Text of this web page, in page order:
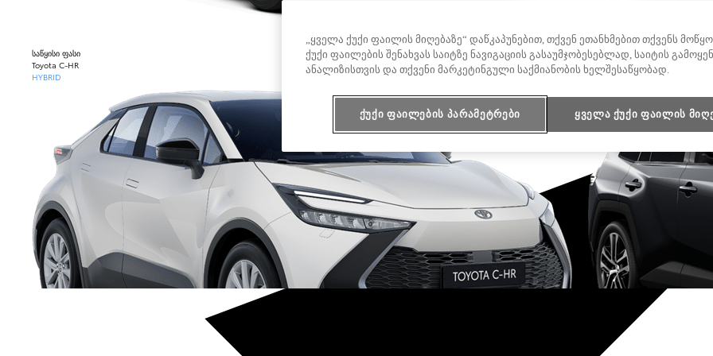
საწყისი ფასი
საწყისი ფასი
Toyota C-HR
HYBRID
Rav4
HYBRID
„ყველა ქუქი ფაილის მიღებაზე“ დაწკაპუნებით, თქვენ ეთანხმებით თქვენს
ქუქი ფაილების შენახვას საიტზე ნავიგაციის გასაუმჯობესებლად, საიტის
ანალიზისთვის და თქვენი მარკეტინგული საქმიანობის ხელშესაწყობად.
ქუქი ფაილების პარამეტრები ყველა ქუქი ფაილის